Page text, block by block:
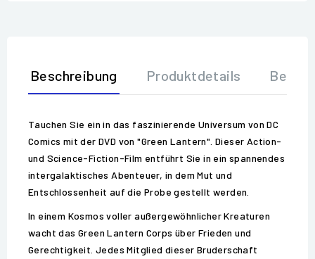
Beschreibung Produktdetails
Tauchen Sie ein in das faszinierende Universum von DC
Comics mit der DVD von "Green Lantern". Dieser Action-
und Science-Fiction-Film entführt Sie in ein spannendes
intergalaktisches Abenteuer, in dem Mut und
Entschlossenheit auf die Probe gestellt werden.
In einem Kosmos voller außergewöhnlicher Kreaturen
wacht das Green Lantern Corps über Frieden und
Gerechtigkeit. Jedes Mitglied dieser Bruderschaft